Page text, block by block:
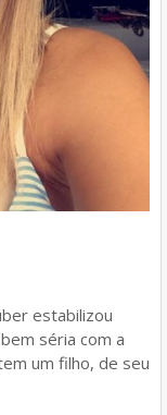
estabilizou
séria com a
um filho, de seu